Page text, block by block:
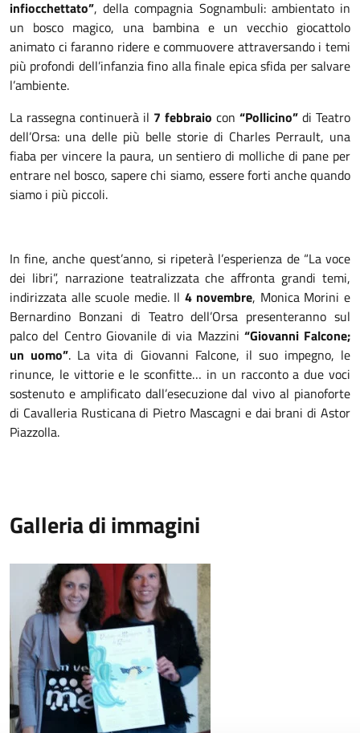
infiocchettato”, della compagnia Sognambuli: ambientato in
un bosco magico, una bambina e un vecchio giocattolo
animato ci faranno ridere e commuovere attraversando i temi
più profondi dell’infanzia fino alla finale epica sfida per salvare
l’ambiente.
La rassegna continuerà il 7 febbraio con “Pollicino” di Teatro
dell’Orsa: una delle più belle storie di Charles Perrault, una
fiaba per vincere la paura, un sentiero di molliche di pane per
entrare nel bosco, sapere chi siamo, essere forti anche quando
siamo i più piccoli.
In fine, anche quest’anno, si ripeterà l’esperienza de “La voce
dei libri”, narrazione teatralizzata che affronta grandi temi,
indirizzata alle scuole medie. Il 4 novembre, Monica Morini e
Bernardino Bonzani di Teatro dell’Orsa presenteranno sul
palco del Centro Giovanile di via Mazzini “Giovanni Falcone;
un uomo”. La vita di Giovanni Falcone, il suo impegno, le
rinunce, le vittorie e le sconfitte… in un racconto a due voci
sostenuto e amplificato dall’esecuzione dal vivo al pianoforte
di Cavalleria Rusticana di Pietro Mascagni e dai brani di Astor
Piazzolla.
Galleria di immagini